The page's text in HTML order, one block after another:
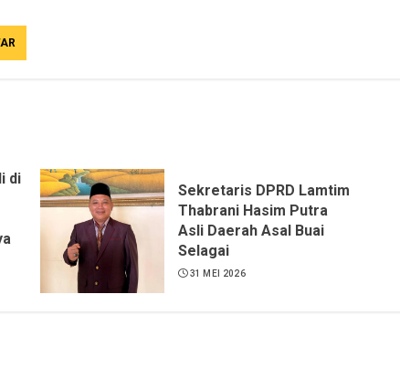
di
Sekretaris DPRD Lamtim
Thabrani Hasim Putra
Asli Daerah Asal Buai
Selagai
31 MEI 2026